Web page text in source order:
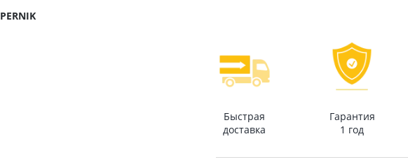
Быстрая
доставка
Гарантия
1 год